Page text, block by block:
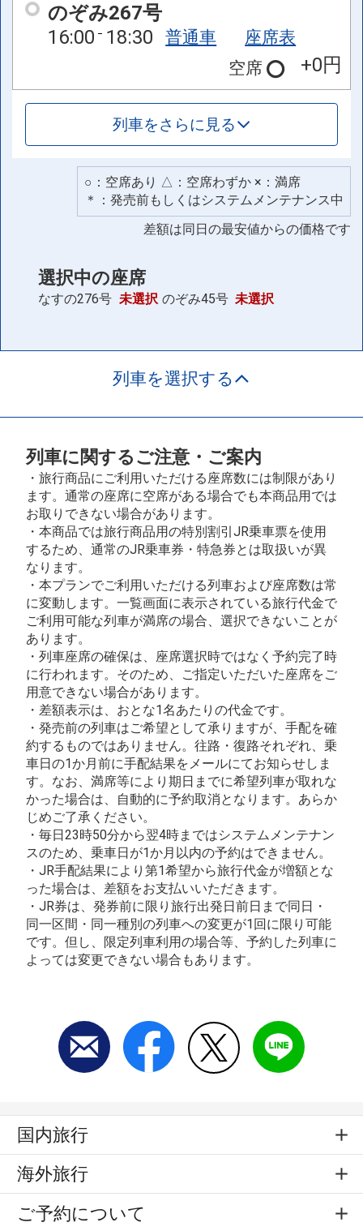
のぞみ267号
16:00 18:30 普通車
座席表
空席
+0円
列車をさらに見る
○：空席あり △：空席わずか ×：満席
＊：発売前もしくはシステムメンテナンス中
差額は同日の最安値からの価格です
選択中の座席
なすの276号 未選択 のぞみ45号 未選択
列車を選択する
列車に関するご注意・ご案内
・旅行商品にご利用いただける座席数には制限があり
ます。通常の座席に空席がある場合でも本商品用では
お取りできない場合があります。
・本商品では旅行商品用の特別割引JR乗車票を使用
するため、通常のJR乗車券・特急券とは取扱いが異
なります。
・本プランでご利用いただける列車および座席数は常
に変動します。一覧画面に表示されている旅行代金で
ご利用可能な列車が満席の場合、選択できないことが
あります。
・列車座席の確保は、座席選択時ではなく予約完了時
に行われます。そのため、ご指定いただいた座席をご
用意できない場合があります。
・差額表示は、おとな1名あたりの代金です。
・発売前の列車はご希望として承りますが、手配を確
約するものではありません。往路・復路それぞれ、乗
車日の1か月前に手配結果をメールにてお知らせしま
す。なお、満席等により期日までに希望列車が取れな
かった場合は、自動的に予約取消となります。あらか
じめご了承ください。
・毎日23時50分から翌4時まではシステムメンテナン
スのため、乗車日が1か月以内の予約はできません。
・JR手配結果により第1希望から旅行代金が増額とな
った場合は、差額をお支払いいただきます。
・JR券は、発券前に限り旅行出発日前日まで同日・
同一区間・同一種別の列車への変更が1回に限り可能
です。但し、限定列車利用の場合等、予約した列車に
よっては変更できない場合もあります。
国内旅行
海外旅行
ご予約について